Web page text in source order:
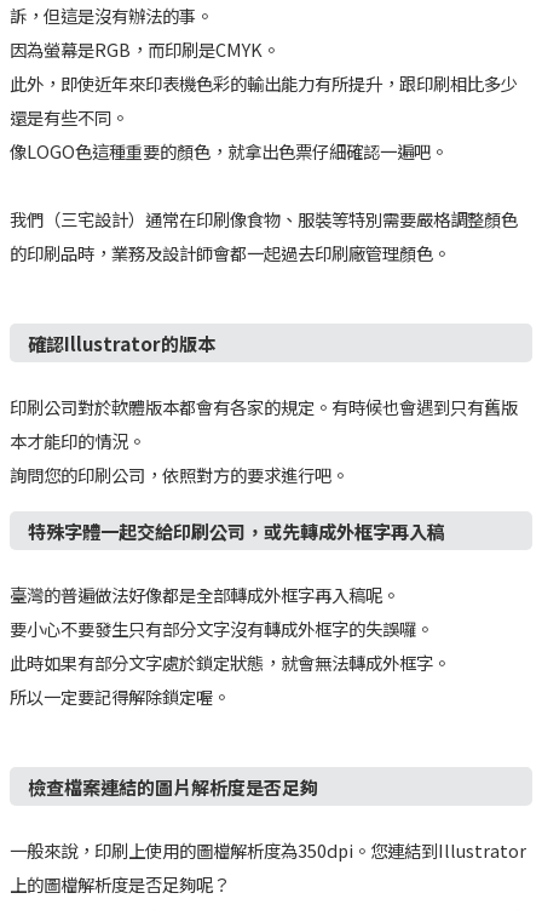
訴，但這是沒有辦法的事。
因為螢幕是RGB，而印刷是CMYK。
此外，即使近年來印表機色彩的輸出能力有所提升，跟印刷相比多少
還是有些不同。
像LOGO色這種重要的顏色，就拿出色票仔細確認一遍吧。
我們（三宅設計）通常在印刷像食物、服裝等特別需要嚴格調整顏色
的印刷品時，業務及設計師會都一起過去印刷廠管理顏色。
確認Illustrator的版本
印刷公司對於軟體版本都會有各家的規定。有時候也會遇到只有舊版
本才能印的情況。
詢問您的印刷公司，依照對方的要求進行吧。
特殊字體一起交給印刷公司，或先轉成外框字再入稿
臺灣的普遍做法好像都是全部轉成外框字再入稿呢。
要小心不要發生只有部分文字沒有轉成外框字的失誤囉。
此時如果有部分文字處於鎖定狀態，就會無法轉成外框字。
所以一定要記得解除鎖定喔。
檢查檔案連結的圖片解析度是否足夠
一般來說，印刷上使用的圖檔解析度為350dpi。您連結到Illustrator
上的圖檔解析度是否足夠呢？